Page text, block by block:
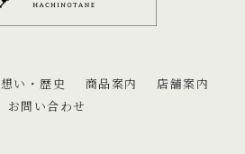
想い・歴史 商品案内
店舗案内
お問い合わせ